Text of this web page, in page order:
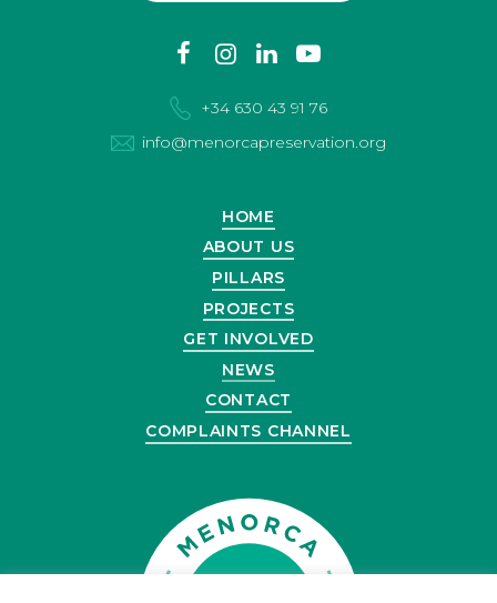
facebook
instagram
linkedin
+34 630 43 91 76
info@menorcapreservation.org
HOME
ABOUT US
PILLARS
PROJECTS
GET INVOLVED
NEWS
CONTACT
COMPLAINTS CHANNEL